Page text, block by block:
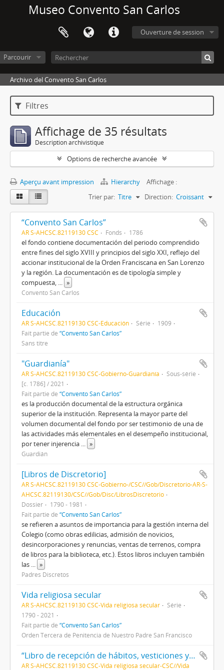
Museo Convento San Carlos
Ouverture de session
Parcourir
Archivo del Convento San Carlos
Filtres
Affichage de 35 résultats
Description archivistique
Options de recherche avancée
Aperçu avant impression Hierarchy
Affichage :
Trier par: Titre Direction: Croissant
“Convento San Carlos”
AR S-AHCSC.82119130 CSC Fonds 1786
el fondo contiene documentación del periodo comprendido
entre fines del siglo XVIII y principios del siglo XXI, reflejo del
accionar institucional de la Orden Franciscana en San Lorenzo
y la región. La documentación es de tipología simple y
compuesta, ... »
Convento San Carlos
Educación
AR S-AHCSC.82119130 CSC-Educación Série
1909
Fait partie de “Convento San Carlos”
Sans titre
"Guardianía"
AR S-AHCSC.82119130 CSC-Gobierno-Guardianía
Sous-série
[c. 1786] / 2021
Fait partie de “Convento San Carlos”
es la producción documental de la estructura orgánica
superior de la institución. Representa la mayor parte del
volumen documental del fondo por ser testimonio de una de
las actividades más elementales en el desempeño institucional,
por tener injerencia ... »
Guardián
[Libros de Discretorio]
AR S-AHCSC.82119130 CSC-Gobierno-/CSC//Gob/Discretorio-AR-S-
AHCSC.82119130/CSC//Gob/Disc/LibrosDiscretorio
Dossier
1790 - 1981
Fait partie de “Convento San Carlos”
se refieren a asuntos de importancia para la gestión interna del
Colegio (como obras edilicias, admisión de novicios,
desincorporaciones y renuncias, ventas de terrenos, compra
de libros para la biblioteca, etc.). Estos libros incluyen también
las ... »
Padres Discretos
Vida religiosa secular
AR S-AHCSC.82119130 CSC-Vida religiosa secular
Série
1790 - 2021
Fait partie de “Convento San Carlos”
Orden Tercera de Penitencia de Nuestro Padre San Francisco
“Libro de recepción de hábitos, vesticiones y profesiones”
AR S-AHCSC.82119130 CSC-Vida religiosa secular-CSC//Vida